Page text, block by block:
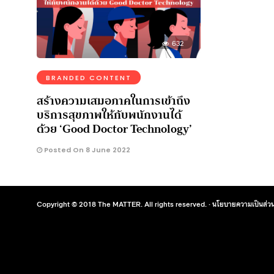
632
BRANDED CONTENT
สร้างความเสมอภาคในการเข้าถึง
บริการสุขภาพให้กับพนักงานได้
ด้วย ‘Good Doctor Technology’
Posted On 8 June 2022
Copyright © 2018 The MATTER. All rights reserved. ·นโยบายความเป็นส่ว